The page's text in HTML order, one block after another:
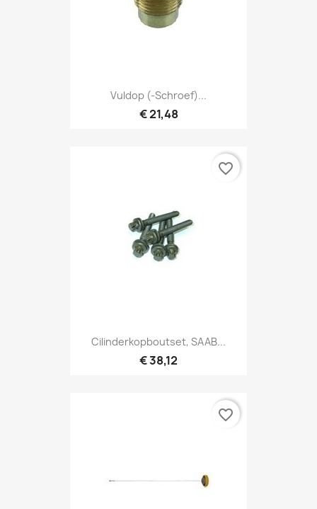
Vuldop (-Schroef)...
€ 21,48
Cilinderkopboutset, SAAB...
€ 38,12
favorite_border
favorite_border